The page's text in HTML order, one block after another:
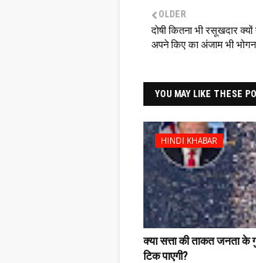
OLDER
दोषी कितना भी रसूखदार
अपने किए का अंजाम भी
YOU MAY LIKE THESE
HINDI KHABAR
क्या सत्ता की ताकत जनता
टिक पाएगी?